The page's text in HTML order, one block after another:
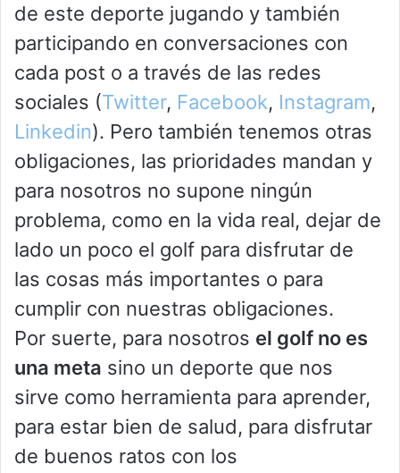
de este deporte jugando y también
participando en conversaciones con
cada post o a través de las redes
sociales (Twitter, Facebook, Instagram,
Linkedin). Pero también tenemos otras
obligaciones, las prioridades mandan y
para nosotros no supone ningún
problema, como en la vida real, dejar de
lado un poco el golf para disfrutar de
las cosas más importantes o para
cumplir con nuestras obligaciones.
Por suerte, para nosotros el golf no es
una meta sino un deporte que nos
sirve como herramienta para aprender,
para estar bien de salud, para disfrutar
de buenos ratos con los